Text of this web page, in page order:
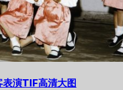
演TIF高清大图